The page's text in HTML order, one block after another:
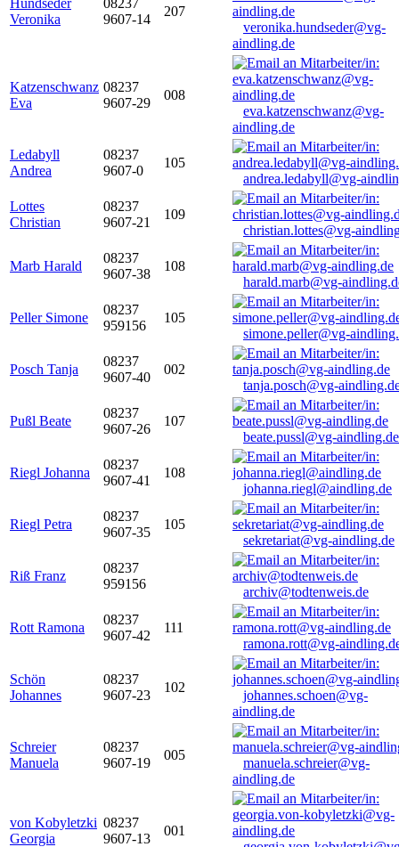
Hundseder
Veronika
08237
9607-14
207
veronika.hundseder@vg-
aindling.de
Katzenschwanz
Eva
08237
9607-29
008
eva.katzenschwanz@vg-
aindling.de
Ledabyll
Andrea
08237
9607-0
105
andrea.ledabyll@vg-
Lottes
Christian
08237
9607-21
109
christian.lottes@vg-
Marb Harald
08237
9607-38
108
harald.marb@vg-
Peller Simone
08237
959156
105
simone.peller@vg-
Posch Tanja
08237
9607-40
002
tanja.posch@vg-
Pußl Beate
08237
9607-26
107
beate.pussl@vg-aindling.de
Riegl Johanna
08237
9607-41
108
johanna.riegl@aindling.de
Riegl Petra
08237
9607-35
105
sekretariat@vg-aindling.de
Riß Franz
08237
959156
archiv@todtenweis.de
Rott Ramona
08237
9607-42
111
ramona.rott@vg-
Schön
Johannes
08237
9607-23
102
johannes.schoen@vg-
aindling.de
Schreier
Manuela
08237
9607-19
005
manuela.schreier@vg-
aindling.de
von Kobyletzki
Georgia
08237
9607-13
001